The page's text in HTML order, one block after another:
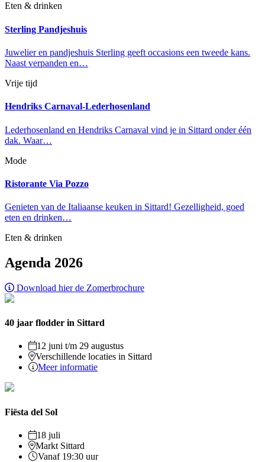
Eten & drinken
Sterling Pandjeshuis
Juwelier en pandjeshuis Sterling geeft occasions een tweede kans.
Naast verpanden en…
Vrije tijd
Hendriks Carnaval-Lederhosenland
Lederhosenland en Hendriks Carnaval vind je in Sittard onder één
dak. Waar…
Mode
Ristorante Via Pozzo
Genieten van de Italiaanse keuken in Sittard! Gezelligheid, goed
eten en drinken…
Eten & drinken
Agenda 2026
Download hier de Zomerbrochure
40 jaar flodder in Sittard
12 juni t/m 29 augustus
Verschillende locaties in Sittard
Meer informatie
Fiësta del Sol
18 juli
Markt Sittard
Vanaf 19:30 uur